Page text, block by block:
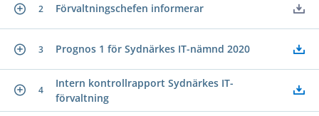
2 Förvaltningschefen informerar
3 Prognos 1 för Sydnärkes IT-nämnd 2020
4
Intern kontrollrapport Sydnärkes IT-
förvaltning